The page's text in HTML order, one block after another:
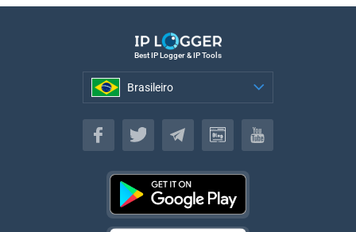
Best IP Logger & IP Tools
Brasileiro
Brasileiro